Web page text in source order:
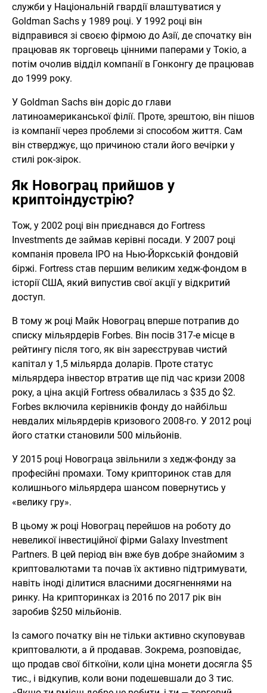
служби у Національній гвардії влаштуватися у
Goldman Sachs у 1989 році. У 1992 році він
відправився зі своєю фірмою до Азії, де спочатку він
працював як торговець цінними паперами у Токіо, а
потім очолив відділ компанії в Гонконгу де працював
до 1999 року.
У Goldman Sachs він доріс до глави
латиноамериканської філії. Проте, зрештою, він пішов
із компанії через проблеми зі способом життя. Сам
він стверджує, що причиною стали його вечірки у
стилі рок-зірок.
Як Новограц прийшов у
криптоіндустрію?
Тож, у 2002 році він приєднався до Fortress
Investments де займав керівні посади. У 2007 році
компанія провела IPO на Нью-Йоркській фондовій
біржі. Fortress став першим великим хедж-фондом в
історії США, який випустив свої акції у відкритий
доступ.
В тому ж році Майк Новограц вперше потрапив до
списку мільярдерів Forbes. Він посів 317-е місце в
рейтингу після того, як він зареєстрував чистий
капітал у 1,5 мільярда доларів. Проте статус
мільярдера інвестор втратив ще під час кризи 2008
року, а ціна акцій Fortress обвалилась з $35 до $2.
Forbes включила керівників фонду до найбільш
невдалих мільярдерів кризового 2008-го. У 2012 році
його статки становили 500 мільйонів.
У 2015 році Новограца звільнили з хедж-фонду за
професійні промахи. Тому крипторинок став для
колишнього мільярдера шансом повернутись у
«велику гру».
В цьому ж році Новограц перейшов на роботу до
невеликої інвестиційної фірми Galaxy Investment
Partners. В цей період він вже був добре знайомим з
криптовалютами та почав їх активно підтримувати,
навіть іноді ділитися власними досягненнями на
ринку. На крипторинках із 2016 по 2017 рік він
заробив $250 мільйонів.
Із самого початку він не тільки активно скуповував
криптовалюти, а й продавав. Зокрема, розповідає,
що продав свої біткоїни, коли ціна монети досягла $5
тис., і відкупив, коли вони подешевшали до 3 тис.